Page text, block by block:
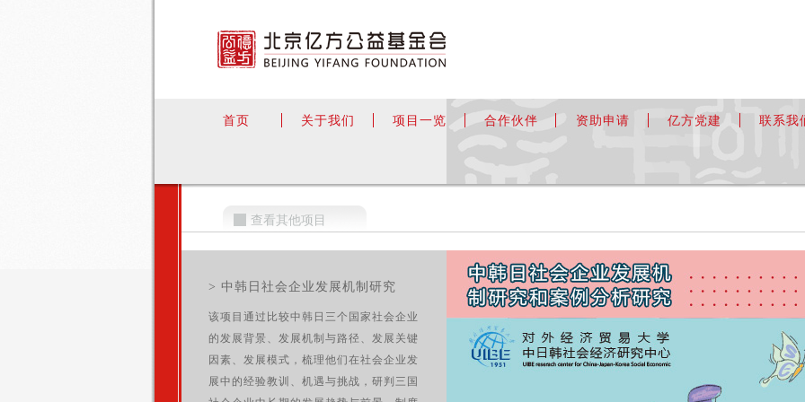
首页 关于我们 项目一览 合作伙伴 资助申请 亿方党建 联系我
查看其他项目
> 中韩日社会企业发展机制研究
该项目通过比较中韩日三个国家社会企业
的发展背景、发展机制与路径、发展关键
因素、发展模式，梳理他们在社会企业发
展中的经验教训、机遇与挑战，研判三国